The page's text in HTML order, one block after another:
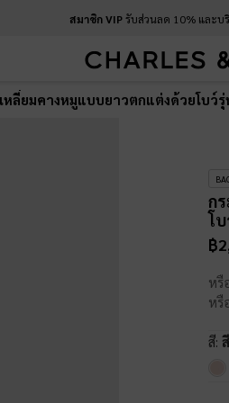
สมาชิก VIPรับส่วนลด 10% และบ
หลี่ยมคางหมูแบบยาวตกแต่งด้วยโบว์รุ่
ก
โ
฿
หรื
หรื
สี: